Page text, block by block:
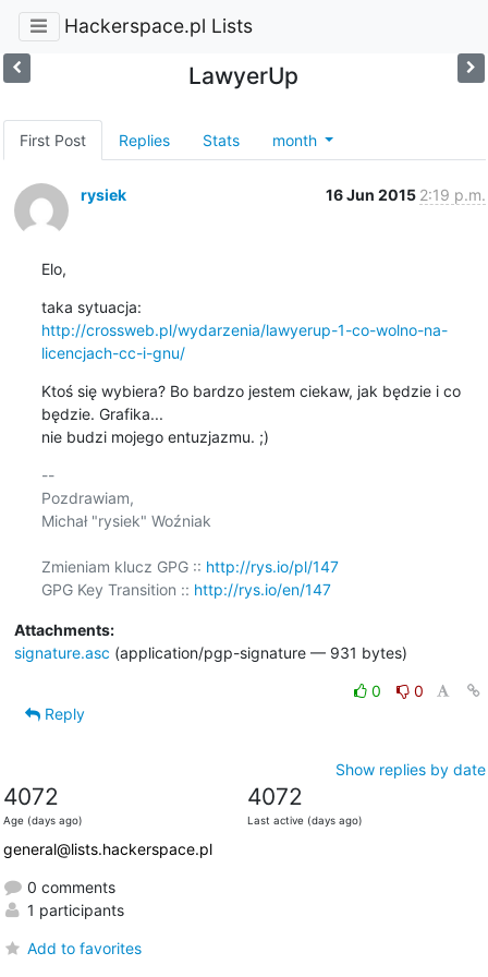
Hackerspace.pl Lists
LawyerUp
First Post Replies Stats month
rysiek 16 Jun 2015 2:19 p.m.
Elo,
http://crossweb.pl/wydarzenia/lawyerup-1-co-wolno-na-
licencjach-cc-i-gnu/
Ktoś się wybiera? Bo bardzo jestem ciekaw, jak będzie i co
będzie. Grafika...
nie budzi mojego entuzjazmu. ;)
--
Pozdrawiam,
Michał "rysiek" Woźniak
Zmieniam klucz GPG :: http://rys.io/pl/147
GPG Key Transition :: http://rys.io/en/147
Attachments:
signature.asc (application/pgp-signature — 931 bytes)
0
0
Reply
Show replies by date
4072
Age (days ago)
4072
Last active (days ago)
general@lists.hackerspace.pl
0 comments
1 participants
Add to favorites